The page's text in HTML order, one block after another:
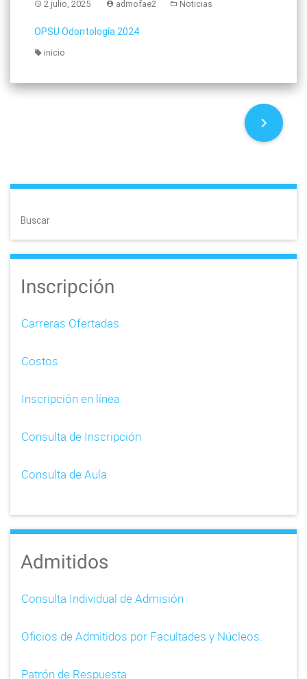
2 julio, 2025 admofae2 Noticias
OPSU Odontología 2024
inicio
s
s
n
a
g
a
o
Buscar
Inscripción
Carreras Ofertadas
Costos
Inscripción en línea
Consulta de Inscripción
Consulta de Aula
Admitidos
Consulta Individual de Admisión
Oficios de Admitidos por Facultades y Núcleos.
Patrón de Respuesta